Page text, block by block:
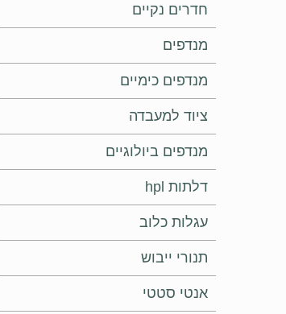
חדרים נקיים
מנדפים
מנדפים כימיים
ציוד למעבדה
מנדפים ביולוגיים
דלתות hpl
עגלות כלוב
תנורי ייבוש
אנטי סטטי